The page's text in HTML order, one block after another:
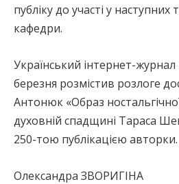
публіку до участі у наступних
кафедри.
Український інтернет-
березня розмістив розлоге
Антонюк «Образ
духовній спадщині Тараса
250-тою публікацією авторки.
Олександра ЗВОРИГІНА